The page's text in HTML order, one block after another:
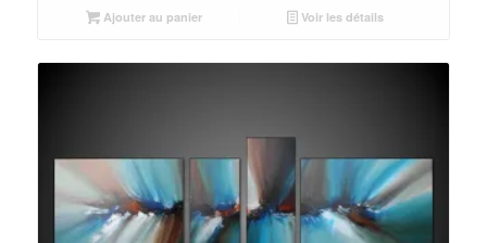
Ajouter au panier Voir les détails